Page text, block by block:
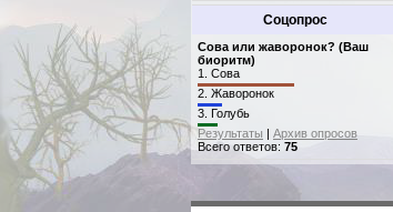
Соцопрос
Сова или жаворонок? (Ваш
биоритм)
1. Сова
2. Жаворонок
3. Голубь
Результаты | Архив опросов
Всего ответов: 75